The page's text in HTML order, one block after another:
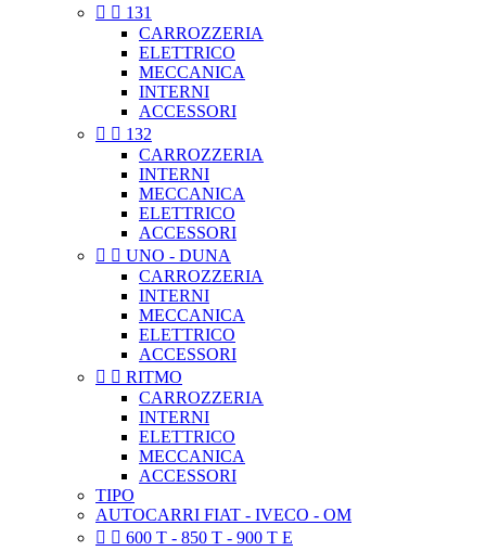
  131
CARROZZERIA
ELETTRICO
MECCANICA
INTERNI
ACCESSORI
  132
CARROZZERIA
INTERNI
MECCANICA
ELETTRICO
ACCESSORI
  UNO - DUNA
CARROZZERIA
INTERNI
MECCANICA
ELETTRICO
ACCESSORI
  RITMO
CARROZZERIA
INTERNI
ELETTRICO
MECCANICA
ACCESSORI
TIPO
AUTOCARRI FIAT - IVECO - OM
  600 T - 850 T - 900 T E